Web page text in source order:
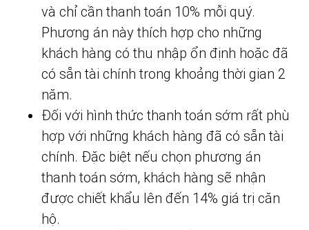
và chỉ cần thanh toán 10% mỗi quý.
Phương án này thích hợp cho những
khách hàng có thu nhập ổn định hoặc đã
có sẵn tài chính trong khoảng thời gian 2
năm.
Đối với hình thức thanh toán sớm rất phù
hợp với những khách hàng đã có sẵn tài
chính. Đặc biệt nếu chọn phương án
thanh toán sớm, khách hàng sẽ nhận
được chiết khẩu lên đến 14% giá trị căn
hộ.